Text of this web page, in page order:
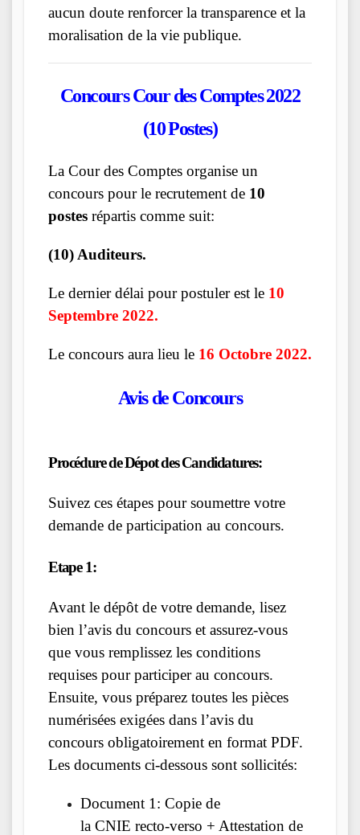
aucun doute renforcer la transparence et la
moralisation de la vie publique.
Concours Cour des Comptes 2022
(10 Postes)
La Cour des Comptes organise un
concours pour le recrutement de 10
postes répartis comme suit:
(10) Auditeurs.
Le dernier délai pour postuler est le 10
Septembre 2022.
Le concours aura lieu le 16 Octobre 2022.
Avis de Concours
Procédure de Dépot des Candidatures:
Suivez ces étapes pour soumettre votre
demande de participation au concours.
Etape 1:
Avant le dépôt de votre demande, lisez
bien l’avis du concours et assurez-vous
que vous remplissez les conditions
requises pour participer au concours.
Ensuite, vous préparez toutes les pièces
numérisées exigées dans l’avis du
concours obligatoirement en format PDF.
Les documents ci-dessous sont sollicités:
Document 1: Copie de
la CNIE recto-verso + Attestation de